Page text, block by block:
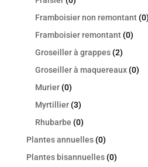
Framboisier non remontant (0)
Framboisier remontant (0)
Groseiller à grappes (2)
Groseiller à maquereaux (0)
Murier (0)
Myrtillier (3)
Rhubarbe (0)
Plantes annuelles (0)
Plantes bisannuelles (0)